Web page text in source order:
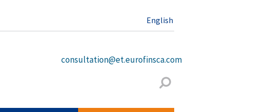
English
consultation@et.eurofinsca.com